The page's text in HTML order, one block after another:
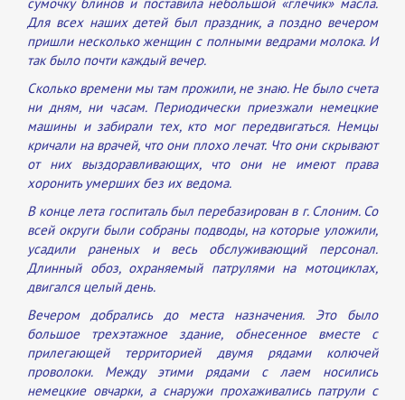
сумочку блинов и поставила небольшой «глечик» масла.
Для всех наших детей был праздник, а поздно вечером
пришли несколько женщин с полными ведрами молока. И
так было почти каждый вечер.
Сколько времени мы там прожили, не знаю. Не было счета
ни дням, ни часам. Периодически приезжали немецкие
машины и забирали тех, кто мог передвигаться. Немцы
кричали на врачей, что они плохо лечат. Что они скрывают
от них выздоравливающих, что они не имеют права
хоронить умерших без их ведома.
В конце лета госпиталь был перебазирован в г. Слоним. Со
всей округи были собраны подводы, на которые уложили,
усадили раненых и весь обслуживающий персонал.
Длинный обоз, охраняемый патрулями на мотоциклах,
двигался целый день.
Вечером добрались до места назначения. Это было
большое трехэтажное здание, обнесенное вместе с
прилегающей территорией двумя рядами колючей
проволоки. Между этими рядами с лаем носились
немецкие овчарки, а снаружи прохаживались патрули с